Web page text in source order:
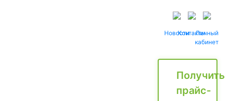
НовостиКонтактыЛичный
кабинет
Получить
прайс-